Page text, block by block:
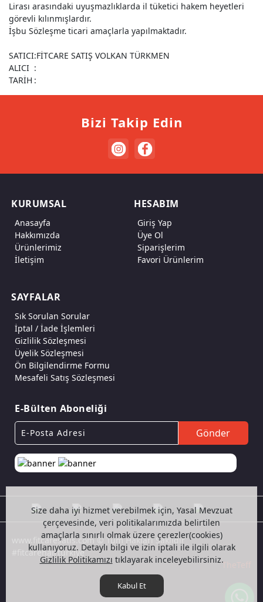
Lirası arasındaki uyuşmazlıklarda il tüketici hakem heyetleri
görevli kılınmışlardır.
İşbu Sözleşme ticari amaçlarla yapılmaktadır.
SATICI:FİTCARE SATIŞ VOLKAN TÜRKMEN
ALICI :
TARİH :
Size daha iyi hizmet verebilmek için, Yasal Mevzuat
çerçevesinde, veri politikalarımızda belirtilen
amaçlarla sınırlı olmak üzere çerezler(cookies)
kullanıyoruz. Detaylı bilgi ve izin iptali ile ilgili olarak
Gizlilik Politikamızı tıklayarak inceleyebilirsiniz.
Kabul Et
Bizi Takip Edin
KURUMSAL
Anasayfa
Hakkımızda
Ürünlerimiz
İletişim
HESABIM
Giriş Yap
Üye Ol
Siparişlerim
Favori Ürünlerim
SAYFALAR
Sık Sorulan Sorular
İptal / İade İşlemleri
Gizlilik Sözleşmesi
Üyelik Sözleşmesi
Ön Bilgilendirme Formu
Mesafeli Satış Sözleşmesi
E-Bülten Aboneliği
Gönder
www.fitcaresatis.com © Tüm Hakları Saklıdır
#fitcarehairturkiye
TheTeff